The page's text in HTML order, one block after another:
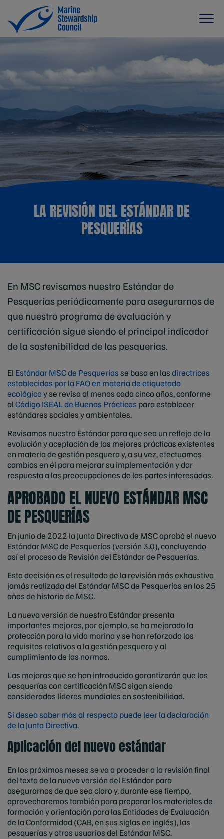
LA REVISIÓN DEL ESTÁNDAR DE
PESQUERÍAS
En MSC revisamos nuestro Estándar de
Pesquerías periódicamente para asegurarnos de
que nuestro programa de evaluación y
certificación sigue siendo el principal indicador
de la sostenibilidad de las pesquerías.
El Estándar MSC de Pesqueríasse basa en lasdirectrices
establecidas por la FAO en materia de etiquetado
ecológicoy se revisa al menos cada cinco años, conforme
alCódigo ISEAL de Buenas Prácticas para establecer
estándares sociales y ambientales.
Revisamos nuestro Estándar para que sea un reflejo de la
evolución y aceptación de las mejores prácticas existentes
en materia de gestión pesquera y, a su vez, efectuamos
cambios en él para mejorar su implementación y dar
respuesta a las preocupaciones de las partes interesadas.
APROBADO EL NUEVO ESTÁNDAR MSC
DE PESQUERÍAS
En junio de 2022 la Junta Directiva de MSC aprobó el nuevo
Estándar MSC de Pesquerías (versión 3.0), concluyendo
así el proceso de Revisión del Estándar de Pesquerías.
Esta decisión es el resultado de la revisión más exhaustiva
jamás realizada del Estándar MSC de Pesquerías en los 25
años de historia de MSC.
La nueva versión de nuestro Estándar presenta
importantes mejoras, por ejemplo, se ha mejorado la
protección para la vida marina y se han reforzado los
requisitos relativos a la gestión pesquera y al
cumplimiento de las normas.
Las mejoras que se han introducido garantizarán que las
pesquerías con certificación MSC sigan siendo
consideradas líderes mundiales en sostenibilidad.
Si desea saber más al respecto puede leer la declaración
de la Junta Directiva.
Aplicación del nuevo estándar
En los próximos meses se va a proceder a la revisión final
del texto de la nueva versión del Estándar para
asegurarnos de que sea claro y, durante ese tiempo,
aprovecharemos también para preparar los materiales de
formación y orientación para las Entidades de Evaluación
de la Conformidad (CAB, en sus siglas en inglés), las
pesquerías y otros usuarios del Estándar MSC.